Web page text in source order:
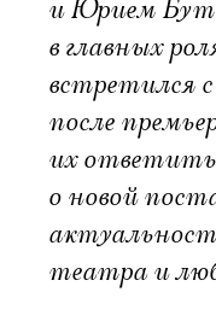
и Юрием
в главных
встретился
после
их ответить
о новой
театра и